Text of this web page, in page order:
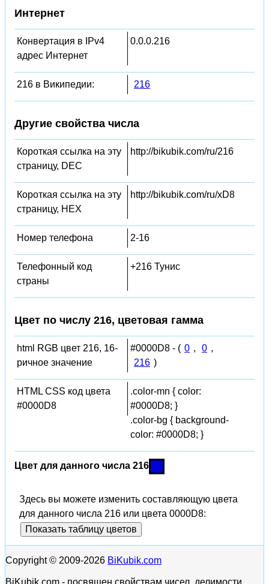
Интернет
Конвертация в IPv4
адрес Интернет
0.0.0.216
216 в Википедии: 216
Другие свойства числа
Короткая ссылка на эту
страницу, DEC
http://bikubik.com/ru/216
Короткая ссылка на эту
страницу, HEX
http://bikubik.com/ru/xD8
Номер телефона 2-16
Телефонный код
страны
+216 Тунис
Цвет по числу 216, цветовая гамма
html RGB цвет 216, 16-
ричное значение
#0000D8 - ( 0 , 0 ,
216 )
HTML CSS код цвета
#0000D8
.color-mn { color:
#0000D8; }
.color-bg { background-
color: #0000D8; }
Цвет для данного числа 216
Здесь вы можете изменить составляющую цвета
для данного числа 216 или цвета 0000D8:
Показать таблицу цветов
Copyright © 2009-2026 BiKubik.com
BiKubik.com - посвящен свойствам чисел, делимости